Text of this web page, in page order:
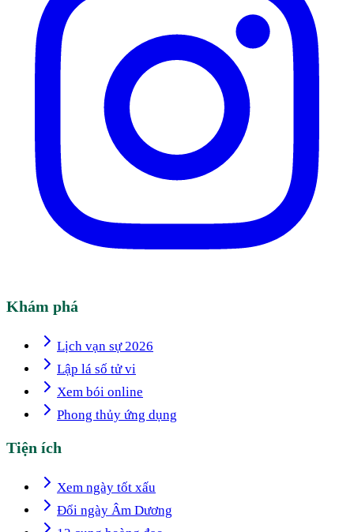
Khám phá
Lịch vạn sự 2026
Lập lá số tử vi
Xem bói online
Phong thủy ứng dụng
Tiện ích
Xem ngày tốt xấu
Đổi ngày Âm Dương